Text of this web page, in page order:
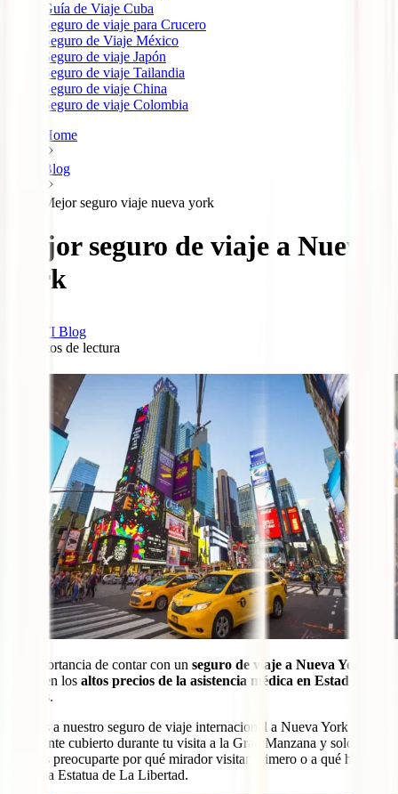
Guía de Viaje Cuba
Seguro de viaje para Crucero
Seguro de Viaje México
Seguro de viaje Japón
Seguro de viaje Tailandia
Seguro de viaje China
Seguro de viaje Colombia
Home
Blog
Mejor seguro viaje nueva york
Mejor seguro de viaje a Nueva
York
IATI Blog
minutos de lectura
La importancia de contar con un seguro de viaje a Nueva York
radica en los altos precios de la asistencia médica en Estados
Unidos.
Gracias a nuestro seguro de viaje internacional a Nueva York estarás
totalmente cubierto durante tu visita a la Gran Manzana y solo
deberás preocuparte por qué mirador visitar primero o a qué hora
visitar la Estatua de La Libertad.